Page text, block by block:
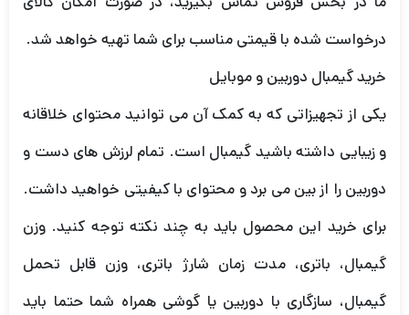
درخواست شده با قیمتی مناسب برای شما تهیه خواهد شد.
خرید گیمبال دوربین و موبایل
یکی از تجهیزاتی که به کمک آن می توانید محتوای خلاقانه
و زیبایی داشته باشید گیمبال است. تمام لرزش های دست و
دوربین را از بین می برد و محتوای با کیفیتی خواهید داشت.
برای خرید این محصول باید به چند نکته توجه کنید. وزن
گیمبال، باتری، مدت زمان شارژ باتری، وزن قابل تحمل
گیمبال، سازگاری با دوربین یا گوشی همراه شما حتما باید